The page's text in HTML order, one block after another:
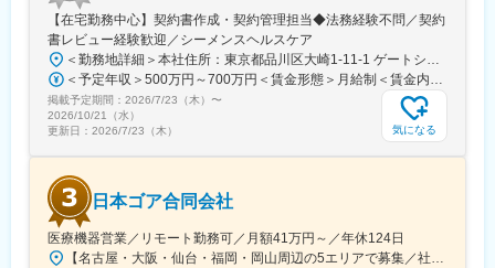
【在宅勤務中心】契約書作成・契約管理担当◆法務経験不問／契約
書レビュー経験歓迎／シーメンスヘルスケア
掲載予定期間： 2026/7/23（木） 〜
2026/10/21（水）
更新日： 2026/7/23（木） 気になる
日本ゴア合同会社
医療機器営業／リモート勤務可／月額41万円～／年休124日